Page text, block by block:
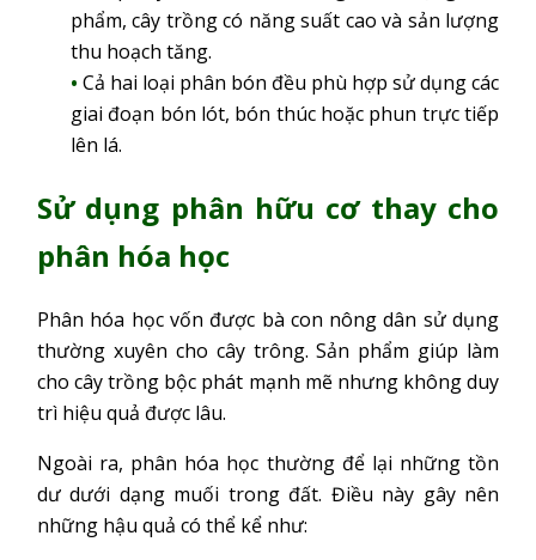
phẩm, cây trồng có năng suất cao và sản lượng
thu hoạch tăng.
Cả hai loại phân bón đều phù hợp sử dụng các
giai đoạn bón lót, bón thúc hoặc phun trực tiếp
lên lá.
Sử dụng phân hữu cơ thay cho
phân hóa học
Phân hóa học vốn được bà con nông dân sử dụng
thường xuyên cho cây trông. Sản phẩm giúp làm
cho cây trồng bộc phát mạnh mẽ nhưng không duy
trì hiệu quả được lâu.
Ngoài ra, phân hóa học thường để lại những tồn
dư dưới dạng muối trong đất. Điều này gây nên
những hậu quả có thể kể như: